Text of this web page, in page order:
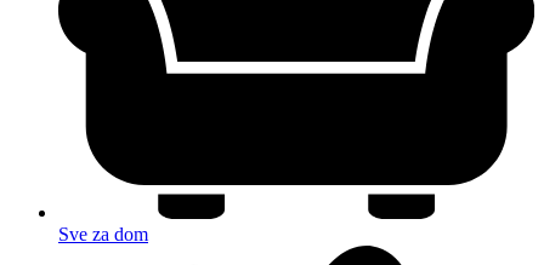
Sve za dom